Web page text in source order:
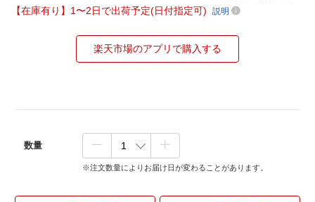
【在庫有り】1〜2日で出荷予定(日付指定可) 説明
楽天市場のアプリで購入する
数量
※注文数量によりお届け日が変わることがあります。